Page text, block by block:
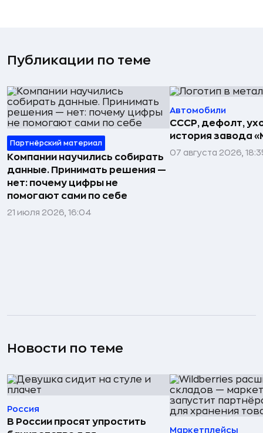
Публикации по теме
Партнёрский материал
Компании научились собирать
данные. Принимать решения —
нет: почему цифры не
помогают сами по себе
21 июля 2026, 16:04
Автомобили
СССР, дефолт,
история завода
07 августа 2026,
Новости по теме
Россия
В России просят упростить
Маркетплейсы